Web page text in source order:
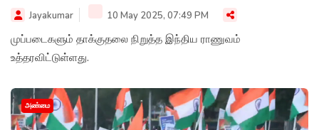
Jayakumar 10 May 2025, 07:49 PM
முப்படைகளும் தாக்குதலை நிறுத்த இந்திய ராணுவம்
உத்தரவிட்டுள்ளது.
அண்மை